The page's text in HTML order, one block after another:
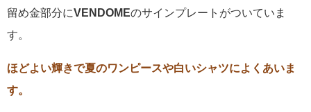
留め金部分にVENDOMEのサインプレートがついていま
す。
ほどよい輝きで夏のワンピースや白いシャツによくあいま
す。